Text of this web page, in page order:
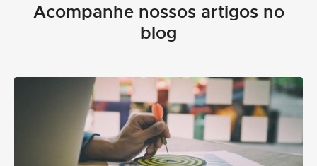
Acompanhe nossos artigos no
blog